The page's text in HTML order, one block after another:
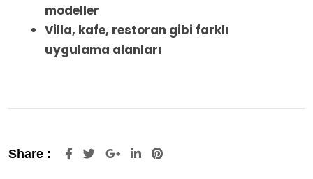
modeller
Villa, kafe, restoran gibi farklı
uygulama alanları
Share : Google+LinkedIn
Pinterest